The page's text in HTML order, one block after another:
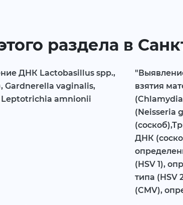
раздела в
ДНК Lactobasillus spp.,
Gardnerella vaginalis,
Leptotrichia amnionii
взятия
(Neisseria
ДНК
(HSV 1),
типа (HSV
(CMV),